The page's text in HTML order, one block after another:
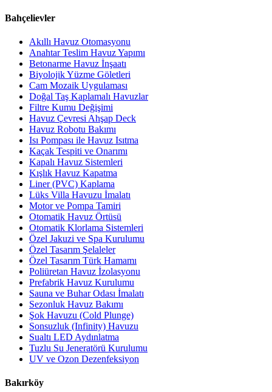
Bahçelievler
Akıllı Havuz Otomasyonu
Anahtar Teslim Havuz Yapımı
Betonarme Havuz İnşaatı
Biyolojik Yüzme Göletleri
Cam Mozaik Uygulaması
Doğal Taş Kaplamalı Havuzlar
Filtre Kumu Değişimi
Havuz Çevresi Ahşap Deck
Havuz Robotu Bakımı
Isı Pompası ile Havuz Isıtma
Kaçak Tespiti ve Onarımı
Kapalı Havuz Sistemleri
Kışlık Havuz Kapatma
Liner (PVC) Kaplama
Lüks Villa Havuzu İmalatı
Motor ve Pompa Tamiri
Otomatik Havuz Örtüsü
Otomatik Klorlama Sistemleri
Özel Jakuzi ve Spa Kurulumu
Özel Tasarım Şelaleler
Özel Tasarım Türk Hamamı
Poliüretan Havuz İzolasyonu
Prefabrik Havuz Kurulumu
Sauna ve Buhar Odası İmalatı
Sezonluk Havuz Bakımı
Şok Havuzu (Cold Plunge)
Sonsuzluk (Infinity) Havuzu
Sualtı LED Aydınlatma
Tuzlu Su Jeneratörü Kurulumu
UV ve Ozon Dezenfeksiyon
Bakırköy